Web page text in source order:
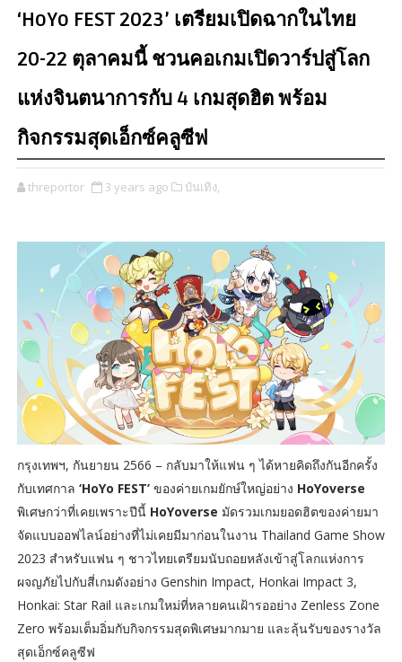
‘HoYo FEST 2023’ เตรียมเปิดฉากในไทย
20-22 ตุลาคมนี้ ชวนคอเกมเปิดวาร์ปสู่โลก
แห่งจินตนาการกับ 4 เกมสุดฮิต พร้อม
กิจกรรมสุดเอ็กซ์คลูซีฟ
threportor 3 years ago บันเทิง,
กรุงเทพฯ, กันยายน 2566 – กลับมาให้แฟน ๆ ได้หายคิดถึงกันอีกครั้ง
กับเทศกาล ‘HoYo FEST’ของค่ายเกมยักษ์ใหญ่อย่าง HoYoverse
พิเศษกว่าที่เคยเพราะปีนี้HoYoverse มัดรวมเกมยอดฮิตของค่ายมา
จัดแบบออฟไลน์อย่างที่ไม่เคยมีมาก่อนในงาน Thailand Game Show
2023 สำหรับแฟน ๆ ชาวไทยเตรียมนับถอยหลังเข้าสู่โลกแห่งการ
ผจญภัยไปกับสี่เกมดังอย่าง Genshin Impact, Honkai Impact 3,
Honkai: Star Rail และเกมใหม่ที่หลายคนเฝ้ารออย่าง Zenless Zone
Zero พร้อมเต็มอิ่มกับกิจกรรมสุดพิเศษมากมาย และลุ้นรับของรางวัล
สุดเอ็กซ์คลูซีฟ